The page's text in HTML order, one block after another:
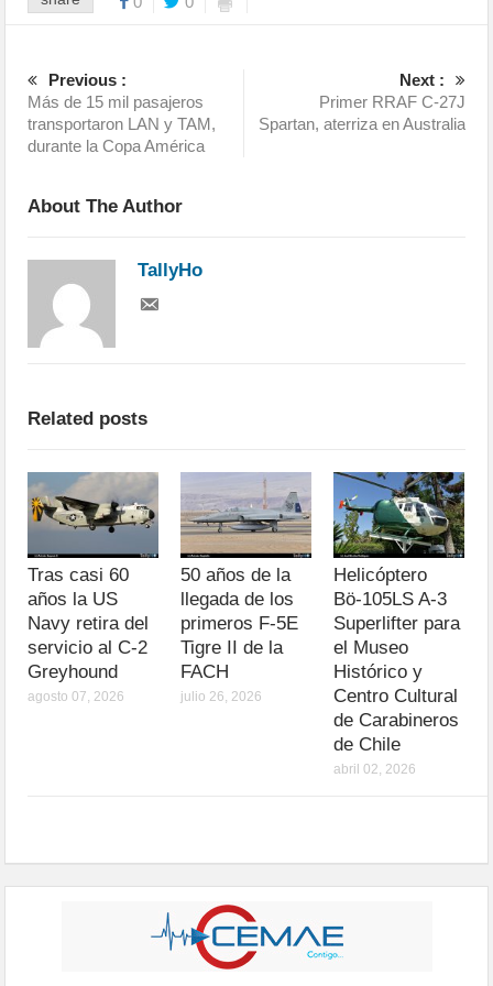
Previous :
Más de 15 mil pasajeros
transportaron LAN y TAM,
durante la Copa América
Next :
Primer RRAF C-27J
Spartan, aterriza en Australia
About The Author
TallyHo
Related posts
Tras casi 60
años la US
Navy retira del
servicio al C-2
Greyhound
agosto 07, 2026
50 años de la
llegada de los
primeros F-5E
Tigre II de la
FACH
julio 26, 2026
Helicóptero
Bö-105LS A-3
Superlifter para
el Museo
Histórico y
Centro Cultural
de Carabineros
de Chile
abril 02, 2026